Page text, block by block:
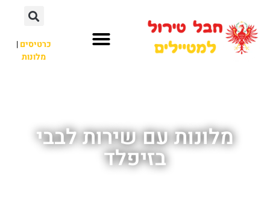
כרטיסים|
מלונות
מלונות עם שירות לבבי
בזיפלד